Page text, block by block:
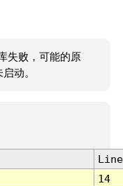
失败，可能的原
动。
Line
14